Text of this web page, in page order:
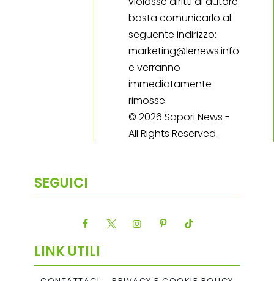
basta comunicarlo al
seguente indirizzo:
marketing@lenews.info
e verranno
immediatamente
rimosse.
© 2026 Sapori News -
All Rights Reserved.
SEGUICI
LINK UTILI